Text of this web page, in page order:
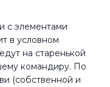
с элементами
в условном
на старенькой
командиру. По
(собственной и